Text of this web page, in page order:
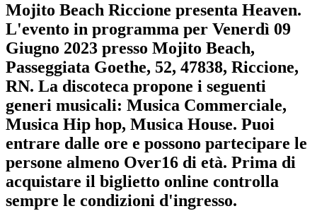
Mojito Beach Riccione presenta Heaven.
L'evento in programma per Venerdì 09
Giugno 2023 presso Mojito Beach,
Passeggiata Goethe, 52, 47838, Riccione,
RN. La discoteca propone i seguenti
generi musicali: Musica Commerciale,
Musica Hip hop, Musica House. Puoi
entrare dalle ore e possono partecipare le
persone almeno Over16 di età. Prima di
acquistare il biglietto online controlla
sempre le condizioni d'ingresso.